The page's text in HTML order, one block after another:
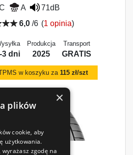
A
71dB
6,0/6 (1 opinia)
3 dni
Produkcja
2025
Transport
GRATIS
w koszyku za115 zł/szt
×
plików
cookie, aby
użytkowania.
zgodę na